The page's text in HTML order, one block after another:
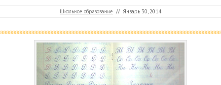
Школьное образование // Январь 30, 2014